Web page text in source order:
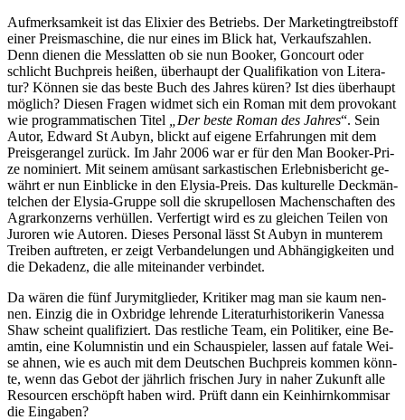
Auf­merk­sam­keit ist das Eli­xier des Be­triebs. Der Mar­ke­ting­treib­stoff
ei­ner Preis­ma­schi­ne, die nur ei­nes im Blick hat, Ver­kaufs­zah­len.
Denn die­nen die Mess­lat­ten ob sie nun Boo­ker, Gon­court oder
schlicht Buch­preis hei­ßen, über­haupt der Qua­li­fi­ka­ti­on von Li­te­ra­
tur? Kön­nen sie das bes­te Buch des Jah­res kü­ren? Ist dies über­haupt
mög­lich? Die­sen Fra­gen wid­met sich ein Ro­man mit dem pro­vo­kant
wie pro­gram­ma­ti­schen Ti­tel
„Der bes­te Ro­man des Jah­res“. Sein
Au­tor, Ed­ward St Au­byn, blickt auf ei­ge­ne Er­fah­run­gen mit dem
Preis­ge­r­an­gel zu­rück. Im Jahr 2006 war er für den Man Boo­ker-Pri­
ze no­mi­niert. Mit sei­nem amü­sant sar­kas­ti­schen Er­leb­nis­be­richt ge­
währt er nun Ein­bli­cke in den Ely­sia-Preis. Das kul­tu­rel­le Deck­män­
tel­chen der Ely­sia-Grup­pe soll die skru­pel­lo­sen Ma­chen­schaf­ten des
Agrar­kon­zerns ver­hül­len. Ver­fer­tigt wird es zu glei­chen Tei­len von
Ju­ro­ren wie Au­toren. Die­ses Per­so­nal lässt St Au­byn in mun­te­rem
Trei­ben auf­tre­ten, er zeigt Ver­ban­de­lun­gen und Ab­hän­gig­kei­ten und
die De­ka­denz, die al­le mit­ein­an­der verbindet.
Da wä­ren die fünf Ju­ry­mit­glie­der, Kri­ti­ker mag man sie kaum nen­
nen. Ein­zig die in Ox­bridge leh­ren­de Li­te­ra­tur­his­to­ri­ke­rin Va­nes­sa
Shaw scheint qua­li­fi­ziert. Das rest­li­che Team, ein Po­li­ti­ker, ei­ne Be­
am­tin, ei­ne Ko­lum­nis­tin und ein Schau­spie­ler, las­sen auf fa­ta­le Wei­
se ah­nen, wie es auch mit dem Deut­schen Buch­preis kom­men könn­
te, wenn das Ge­bot der jähr­lich fri­schen Ju­ry in na­her Zu­kunft al­le
Re­sour­cen er­schöpft ha­ben wird. Prüft dann ein Kein­hirn­kom­mi­sar
die Eingaben?